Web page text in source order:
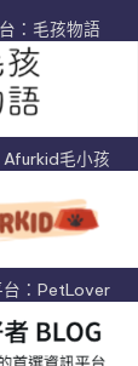
：毛孩物語
毛小孩
台：PetLover